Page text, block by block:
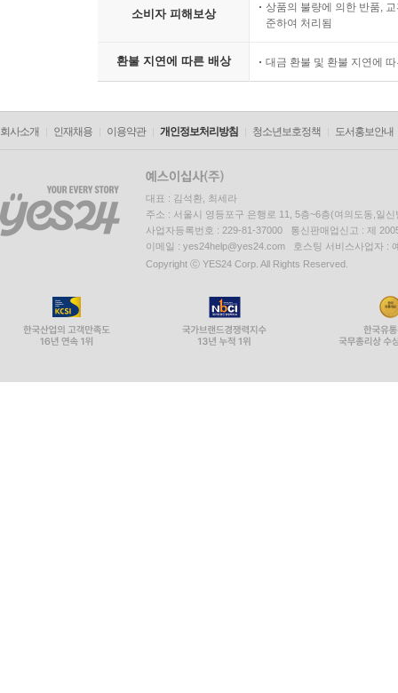
소비자 피해보상
상품의 불량에 의한 반품,
준하여 처리됨
환불 지연에 따른 배상 대금 환불 및 환불 지연에
회사소개 인재채용 이용약관 개인정보처리방침 청소년보호정책 도서홍보안내
대표 : 김석환, 최세라
주소 : 서울시 영등포구 은행로 11, 5층~6층(여의도동,일신
사업자등록번호 : 229-81-37000 통신판매업신고 : 제
이메일 : yes24help@yes24.com 호스팅 서비스사업자 :
Copyright ⓒ YES24 Corp. All Rights Reserved.